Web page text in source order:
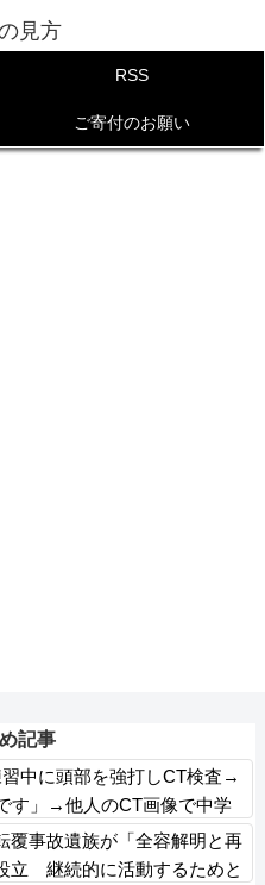
RSS
ご寄付のお願い
記事
中に頭部を強打しCT検査→
す」→他人のCT画像で中学
覆事故遺族が「全容解明と再
立 継続的に活動するためと